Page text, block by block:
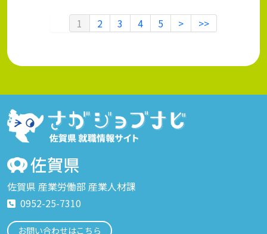
1 2 3 4 5 > >>
佐賀県 産業労働部 産業人材課
0952-25-7310
お問い合わせはこちら